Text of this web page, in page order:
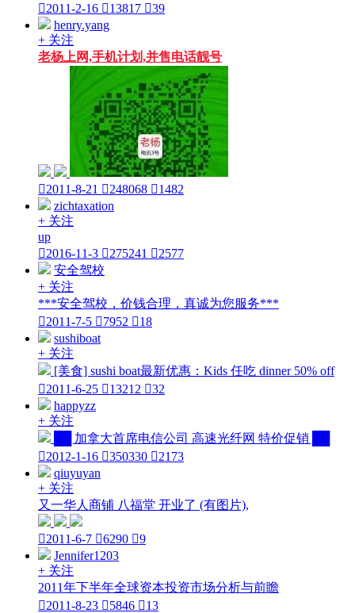
2011-2-16 13817 39
henry.yang
+ 关注
老杨上网,手机计划,并售电话靓号
2011-8-21 248068 1482
zichtaxation
+ 关注
up
2016-11-3 275241 2577
安全驾校
+ 关注
***安全驾校，价钱合理，真诚为您服务***
2011-7-5 7952 18
sushiboat
+ 关注
[美食] sushi boat最新优惠：Kids 任吃 dinner 50% off
2011-6-25 13212 32
happyzz
+ 关注
██ 加拿大首席电信公司 高速光纤网 特价促销 ██
2012-1-16 350330 2173
qiuyuyan
+ 关注
又一华人商铺 八福堂 开业了 (有图片),
2011-6-7 6290 9
Jennifer1203
+ 关注
2011年下半年全球资本投资市场分析与前瞻
2011-8-23 5846 13